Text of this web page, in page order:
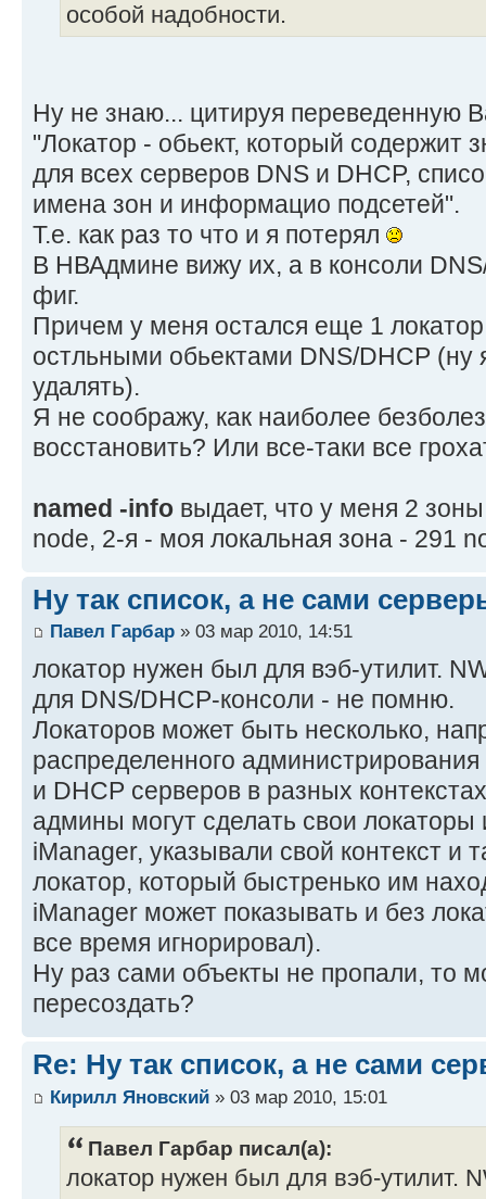
особой надобности.
Ну не знаю... цитируя переведенную
"Локатор - обьект, который содержит
для всех серверов DNS и DHCP,
имена зон и информацио подсетей".
Т.е. как раз то что и я потерял
В НВАдмине вижу их, а в консоли
фиг.
Причем у меня остался еще 1
остльными обьектами DNS/DHCP (ну
удалять).
Я не соображу, как наиболее
восстановить? Или все-таки все
named -info выдает, что у меня 2
node, 2-я - моя локальная зона - 291
Ну так список, а не сами
Павел Гарбар » 03 мар 2010, 14:51
локатор нужен был для вэб-утилит.
для DNS/DHCP-консоли - не помню.
Локаторов может быть несколько,
распределенного администрирования
и DHCP серверов в разных
админы могут сделать свои локаторы
iManager, указывали свой контекст и
локатор, который быстренько им
iManager может показывать и без
все время игнорировал).
Ну раз сами объекты не пропали, то
пересоздать?
Re: Ну так список, а не сами
Кирилл Яновский » 03 мар 2010, 15:01
Павел Гарбар писал(а):
локатор нужен был для вэб-утилит.